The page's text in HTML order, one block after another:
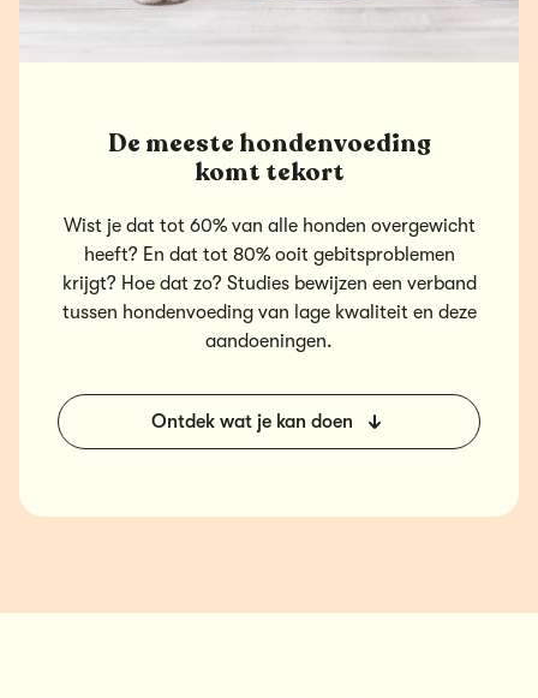
De meeste hondenvoeding
komt tekort
Wist je dat tot 60% van alle honden overgewicht
heeft? En dat tot 80% ooit gebitsproblemen
krijgt? Hoe dat zo? Studies bewijzen een verband
tussen hondenvoeding van lage kwaliteit en deze
aandoeningen.
Ontdek wat je kan doen